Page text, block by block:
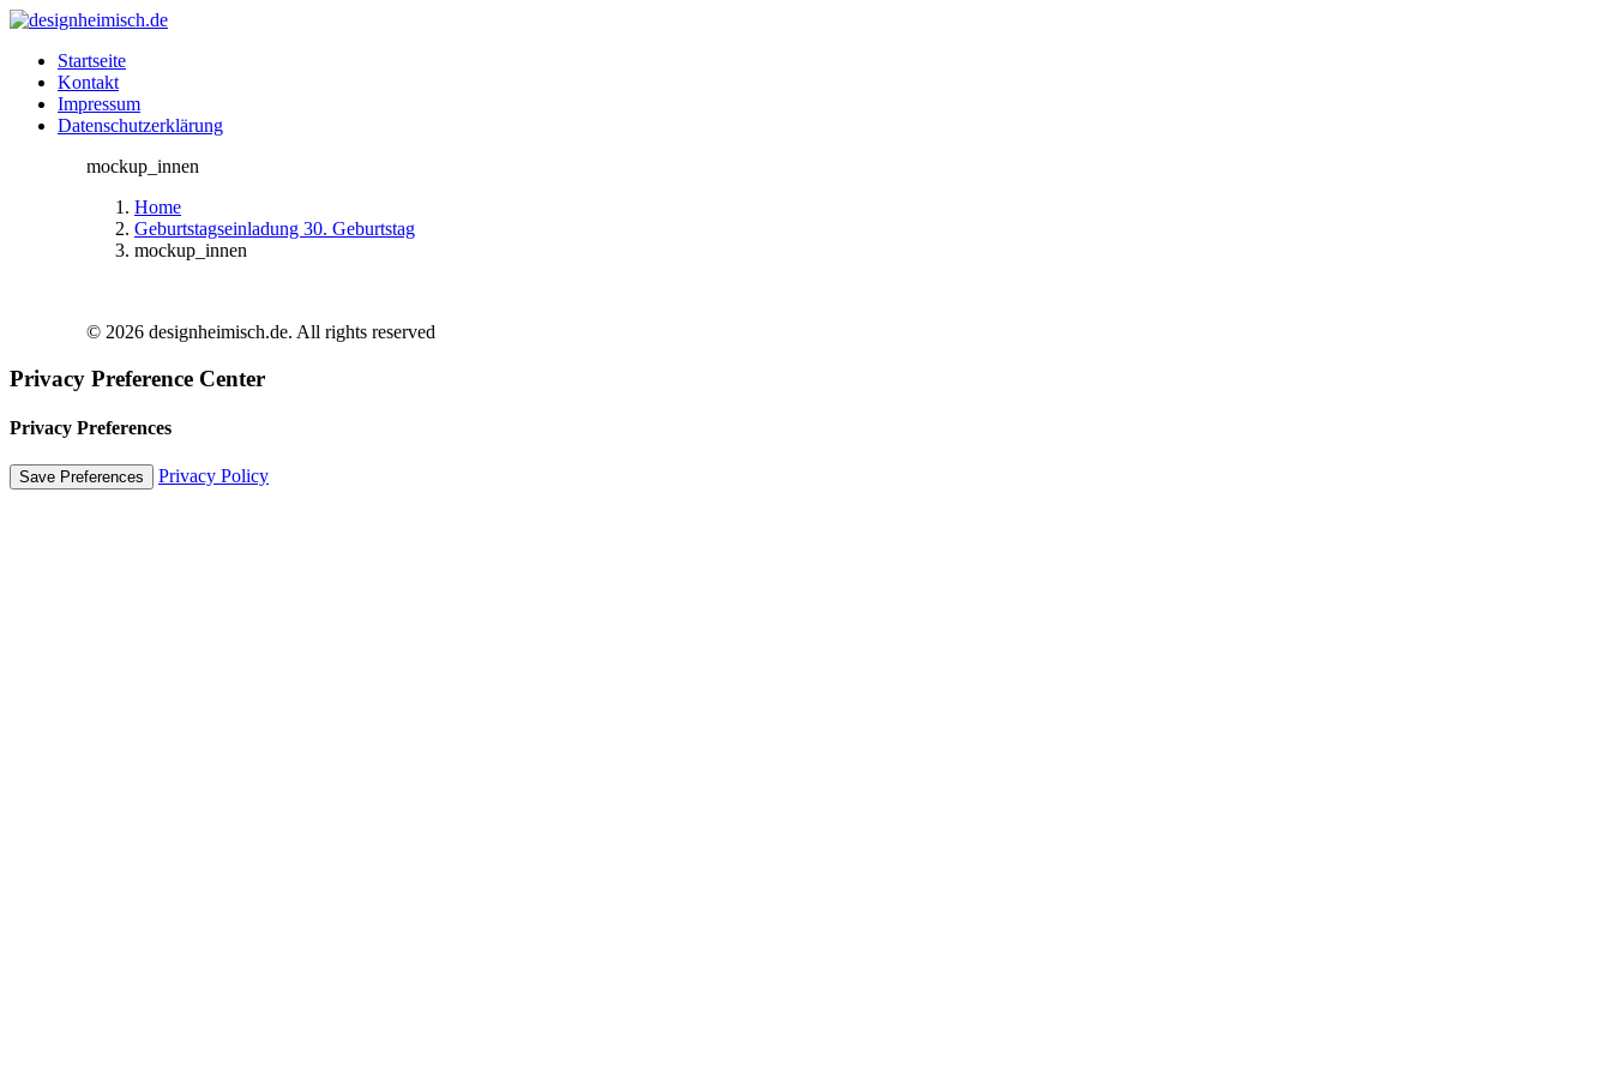
Startseite
Kontakt
Impressum
Datenschutzerklärung
mockup_innen
Home
Geburtstagseinladung 30. Geburtstag
mockup_innen
© 2026 designheimisch.de. All rights reserved
Privacy Preference Center
Privacy Preferences
Privacy Policy